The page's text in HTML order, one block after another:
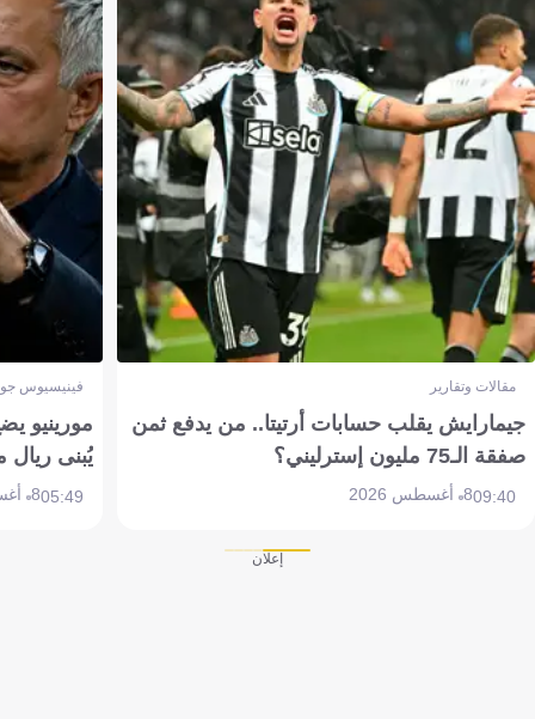
مقالات وتقارير
جيمارايش يقلب حسابات أرتيتا.. من يدفع ثمن
صفقة الـ75 مليون إسترليني؟
09:408 أغسطس 2026
فينيسيوس
مورينيو
يُبنى ريال
05:498 أغسطس 2026
إعلان